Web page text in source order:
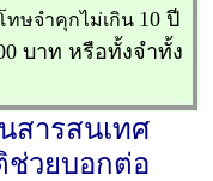
ทษจำคุกไม่เกิน 10ปี
บาท หรือทั้งจำทั้ง
สารสนเทศ
ช่วยบอกต่อ